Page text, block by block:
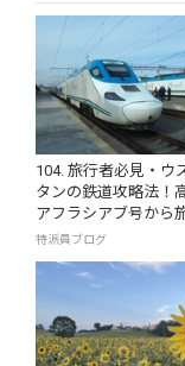
104. 旅行者必見・ウ
タンの鉄道攻略法！
アフラシアブ号から
れる夜行列車まで
特派員ブログ